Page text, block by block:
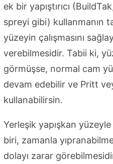
ek bir yapıştırıcı
spreyi gibi) kullanmanın
yüzeyin çalışmasını
verebilmesidir. Tabii ki,
görmüşse, normal cam
devam edebilir ve Pritt
kullanabilirsin.
Yerleşik yapışkan
biri, zamanla
dolayı zarar